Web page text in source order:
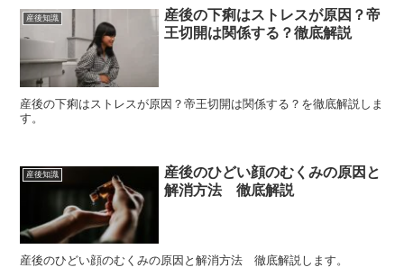
産後知識
産後の下痢はストレスが原因？帝
王切開は関係する？徹底解説
産後の下痢はストレスが原因？帝王切開は関係する？を徹底解説しま
す。
産後知識
産後のひどい顔のむくみの原因と
解消方法 徹底解説
産後のひどい顔のむくみの原因と解消方法 徹底解説します。